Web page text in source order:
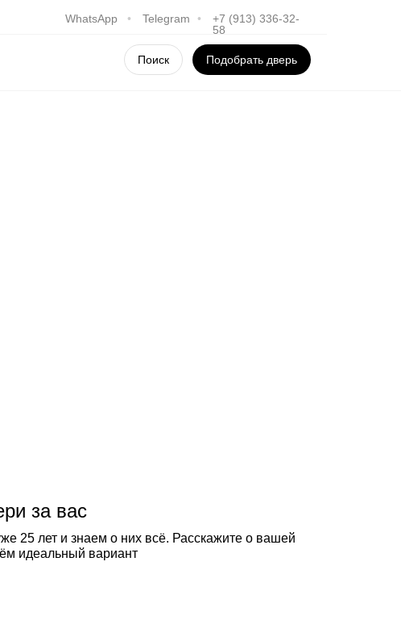
WhatsApp • Telegram •
+7 (913) 336-32-
58
Поиск Подобрать дверь
за вас
25 лет и знаем о них всё. Расскажите о вашей
идеальный вариант